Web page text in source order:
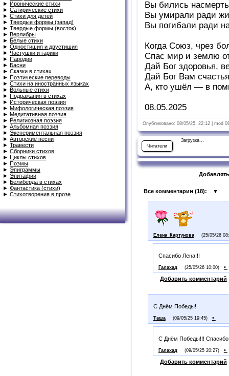
► Иронические стихи
► Сатирические стихи
► Стихи для детей
► Твердые формы (запад)
► Твердые формы (восток)
► Верлибры
► Белые стихи
► Одностишия и двустишия
► Частушки и гарики
► Пародии
► Басни
► Сказки в стихах
► Поэтические переводы
► Стихи на иностранных языках
► Вольные стихи
► Подражания в стихах
► Историческая поэзия
► Мифологическая поэзия
► Медитативная поэзия
► Религиозная поэзия
► Альбомная поэзия
► Экспериментальная поэзия
► Авторские песни
► Травести
► Сборники стихов
►
Циклы стихов
► Поэмы
► Эпиграммы
► Эпитафии
► Белиберда в стихах
► Фантастика (стихи)
► Стихотворения в прозе
Вы бились
Вы умирали ради
Вы погибали ради
Когда Союз, чрез
Спас мир и землю
Дай Бог здоровья,
Дай Бог Вам
А, кто ушёл — в
08.05.2025
Опубликовано: 08/05/25, 22:12 | mod
Читатели
Загрузка...
Все комментарии (18): ▼
Елена_Картунова (25/05/26
Спасибо Лена!!!
Галахад (25/05/26 10:00)
•
Добавить комментарий
С Днём Победы!
Таша (09/05/25 19:45) •
С Днём Победы!!!
Галахад (09/05/25 20:27)
•
Добавить комментарий